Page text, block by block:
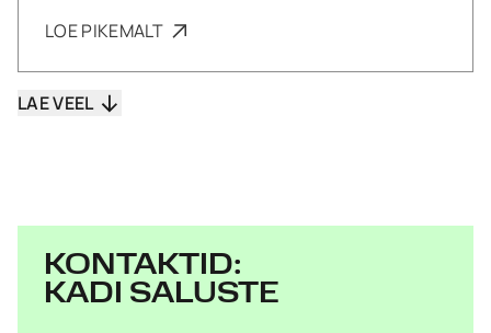
LOE PIKEMALT
LAE VEEL
KONTAKTID:
KADI SALUSTE